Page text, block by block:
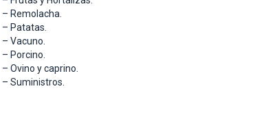
– Remolacha.
– Patatas.
– Vacuno.
– Porcino.
– Ovino y caprino.
– Suministros.